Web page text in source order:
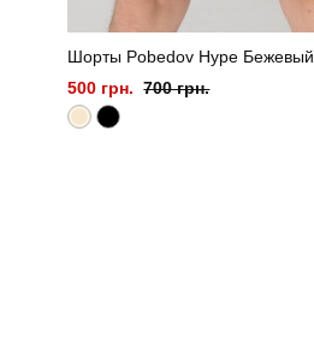
Шорты Pobedov Hype Бежевый
500 грн. 700 грн.